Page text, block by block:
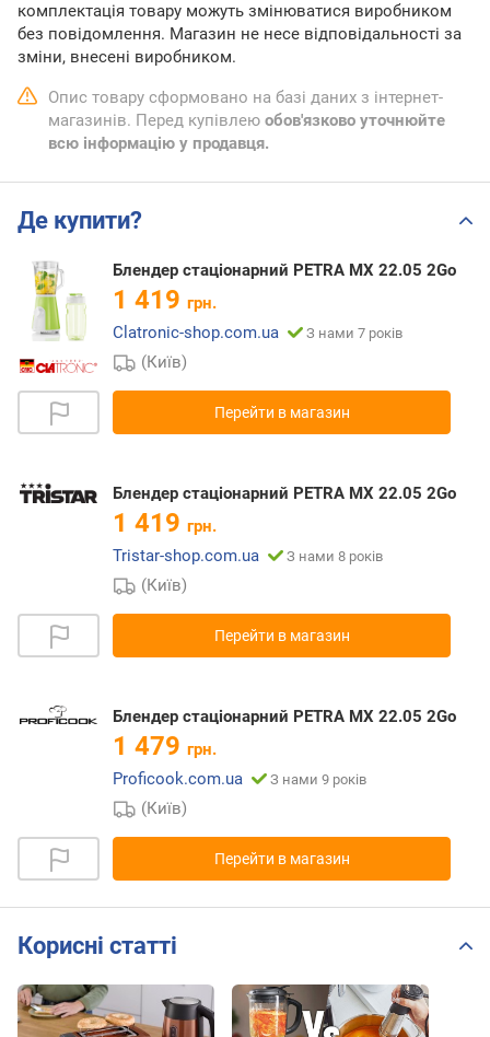
комплектація товару можуть змінюватися виробником
без повідомлення. Магазин не несе відповідальності за
зміни, внесені виробником.
Опис товару сформовано на базі даних з інтернет-
магазинів. Перед купівлею обов'язково уточнюйте
всю інформацію у продавця.
Де купити?
Блендер стаціонарний PETRA MX 22.05 2Go
1 419 грн.
Clatronic-shop.com.ua
З нами 7 років
(Київ)
Перейти в магазин
Блендер стаціонарний PETRA MX 22.05 2Go
1 419 грн.
Tristar-shop.com.ua
З нами 8 років
(Київ)
Перейти в магазин
Блендер стаціонарний PETRA MX 22.05 2Go
1 479 грн.
Proficook.com.ua
З нами 9 років
(Київ)
Перейти в магазин
Корисні статті